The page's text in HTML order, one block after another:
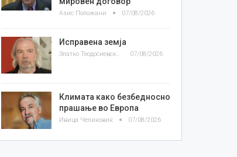
Азис Положани 07/08/2026
Исправена земја
Златко Теодосиевски 07/08/2026
Климата како безбедносно
прашање во Европа
Ивица Челиковиќ 07/08/2026